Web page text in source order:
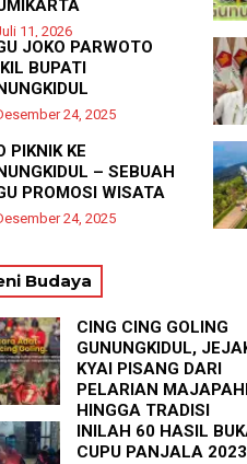
11, 2026
JOKO PARWOTO
BUPATI
24, 2025
PIKNIK KE
– SEBUAH
PROMOSI WISATA
24, 2025
Budaya
CING CING GOLING
GUNUNGKIDUL,
KYAI PISANG DARI
PELARIAN
HINGGA TRADISI
TASYAKURAN
PADUKUHAN
INILAH 60 HASIL
CUPU PANJALA 2023